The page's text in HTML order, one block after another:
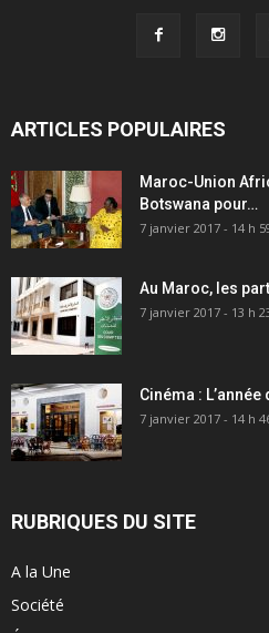
ARTICLES POPULAIRES
Maroc-Union
Botswana pour…
7 janvier 2017 - 14 h
Au Maroc, les
7 janvier 2017 - 13 h
Cinéma :
7 janvier 2017 - 14 h
RUBRIQUES DU SITE
A la Une
Société